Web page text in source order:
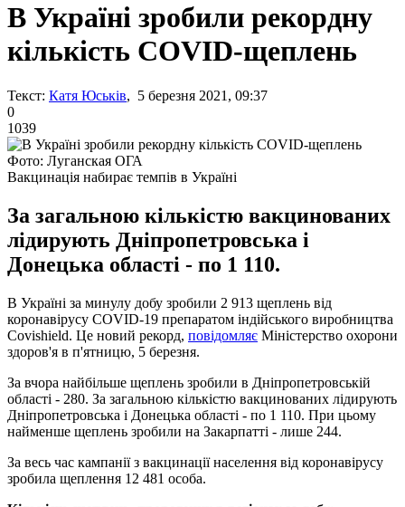
В Україні зробили рекордну
кількість COVID-щеплень
Текст: Катя Юськів, 5 березня 2021, 09:37
0
1039
Фото: Луганская ОГА
Вакцинація набирає темпів в Україні
За загальною кількістю вакцинованих
лідирують Дніпропетровська і
Донецька області - по 1 110.
В Україні за минулу добу зробили 2 913 щеплень від
коронавірусу COVID-19 препаратом індійського виробництва
Covishield. Це новий рекорд, повідомляє Міністерство охорони
здоров'я в п'ятницю, 5 березня.
За вчора найбільше щеплень зробили в Дніпропетровській
області - 280. За загальною кількістю вакцинованих лідирують
Дніпропетровська і Донецька області - по 1 110. При цьому
найменше щеплень зробили на Закарпатті - лише 244.
За весь час кампанії з вакцинації населення від коронавірусу
зробила щеплення 12 481 особа.